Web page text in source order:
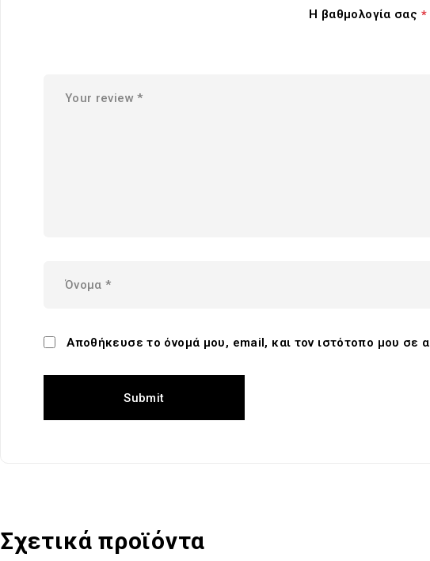
Η βαθμολογία σας *
Αποθήκευσε το όνομά μου, email, και τον ιστότοπο μου σε
Σχετικά προϊόντα